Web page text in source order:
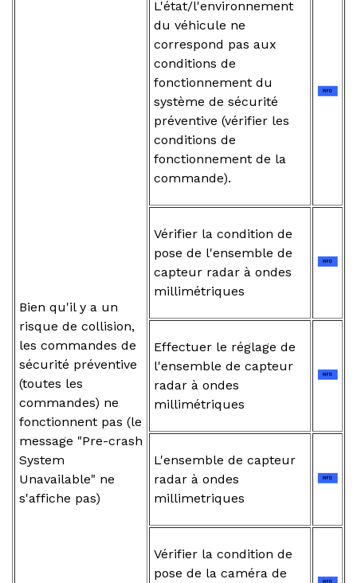
Bien qu'il y a un
risque de collision,
les commandes de
sécurité préventive
(toutes les
commandes) ne
fonctionnent pas (le
message "Pre-crash
System
Unavailable" ne
s'affiche pas)
L'état/l'environnement
du véhicule ne
correspond pas aux
conditions de
fonctionnement du
système de sécurité
préventive (vérifier les
conditions de
fonctionnement de la
commande).
Vérifier la condition de
pose de l'ensemble de
capteur radar à ondes
millimétriques
Effectuer le réglage de
l'ensemble de capteur
radar à ondes
millimétriques
L'ensemble de capteur
radar à ondes
millimetriques
Vérifier la condition de
pose de la caméra de